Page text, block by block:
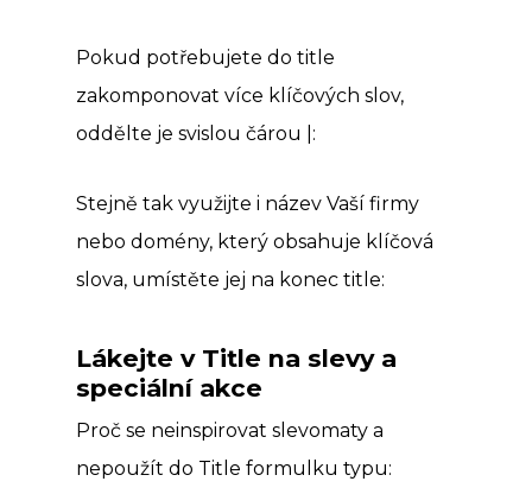
Pokud potřebujete do title
zakomponovat více klíčových slov,
oddělte je svislou čárou |:
Stejně tak využijte i název Vaší firmy
nebo domény, který obsahuje klíčová
slova, umístěte jej na konec title:
Lákejte v Title na slevy a
speciální akce
Proč se neinspirovat slevomaty a
nepoužít do Title formulku typu: